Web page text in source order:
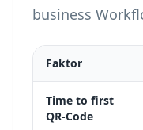
business
Faktor
Time to first
QR-Code